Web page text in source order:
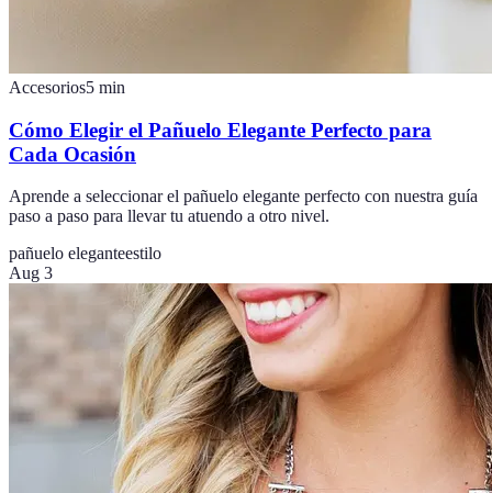
Accesorios5 min
Cómo Elegir el Pañuelo Elegante Perfecto para
Cada Ocasión
Aprende a seleccionar el pañuelo elegante perfecto con nuestra guía
paso a paso para llevar tu atuendo a otro nivel.
pañuelo eleganteestilo
Aug 3